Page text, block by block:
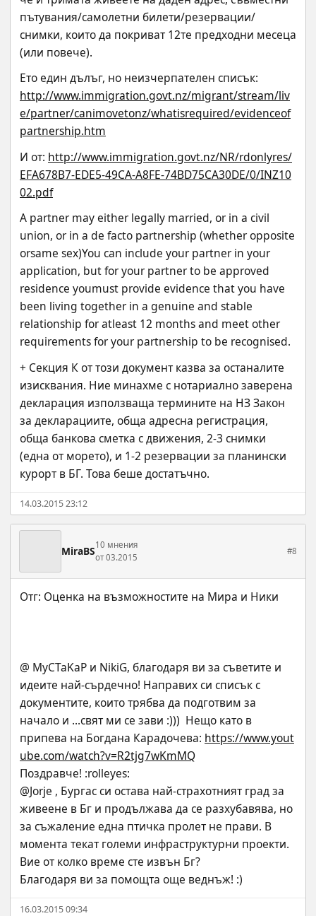
пътувания/самолетни билети/резервации/
снимки, които да покриват 12те предходни месеца
(или повече).
Ето един дълъг, но неизчерпателен списък:
http://www.immigration.govt.nz/migrant/stream/liv
e/partner/canimovetonz/whatisrequired/evidenceof
partnership.htm
И от: http://www.immigration.govt.nz/NR/rdonlyres/
EFA678B7-EDE5-49CA-A8FE-74BD75CA30DE/0/INZ10
02.pdf
A partner may either legally married, or in a civil
union, or in a de facto partnership (whether opposite
orsame sex)You can include your partner in your
application, but for your partner to be approved
residence youmust provide evidence that you have
been living together in a genuine and stable
relationship for atleast 12 months and meet other
requirements for your partnership to be recognised.
+ Секция К от този документ казва за останалите
изисквания. Ние минахме с нотариално заверена
декларация използваща термините на НЗ Закон
за декларациите, обща адресна регистрация,
обща банкова сметка с движения, 2-3 снимки
(една от морето), и 1-2 резервации за планински
курорт в БГ. Това беше достатъчно.
14.03.2015 23:12
MiraBS10 мнения
от 03.2015
#8
@ MyCTaKaP и NikiG, благодаря ви за съветите и
идеите най-сърдечно! Направих си списък с
документите, които трябва да подготвим за
начало и ...свят ми се зави :)))  Нещо като в
припева на Богдана Карадочева: https://www.yout
ube.com/watch?v=R2tjg7wKmMQ
Поздравче! :rolleyes:
@Jorje , Бургас си остава най-страхотният град за
живеене в Бг и продължава да се разхубавява, но
за съжаление една птичка пролет не прави. В
момента текат големи инфраструктурни проекти.
Вие от колко време сте извън Бг?
Благодаря ви за помощта още веднъж! :)
16.03.2015 09:34